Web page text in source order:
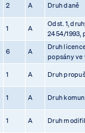
2 A Druh daně
1 A
Odst. 1,
2454/1993,
6 A
Druh
popsány ve
1 A Druh
1 A Druh
1 A Druh